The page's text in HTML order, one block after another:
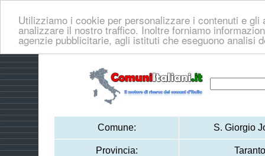
Utilizziamo i cookie per personalizzare i contenuti e
analizzare il nostro traffico. Inoltre forniamo
agenzie pubblicitarie, agli istituti che eseguono analisi
Comune: S. Giorgio
Provincia: Taranto